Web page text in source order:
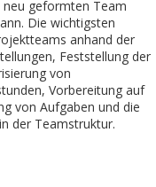
geformten Team
Die wichtigsten
anhand der
Feststellung der
von
Vorbereitung auf
von Aufgaben und die
der Teamstruktur.